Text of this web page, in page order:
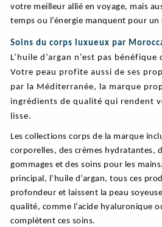
votre meilleur allié en voyage, mais
temps ou l’énergie manquent pour un
Soins du corps luxueux par
L’huile d’argan n’est pas
Votre peau profite aussi de ses
par la Méditerranée, la marque
ingrédients de qualité qui rendent
lisse.
Les collections corps de la marque
corporelles, des crèmes hydratantes,
gommages et des soins pour les
principal, l’huile d’argan, tous ces
profondeur et laissent la peau
qualité, comme l’acide hyaluronique
complètent ces soins.